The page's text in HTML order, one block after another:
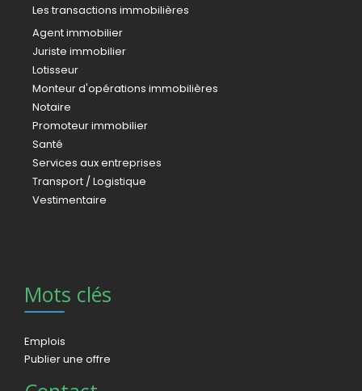
Les transactions immobilières
Agent immobilier
Juriste immobilier
Lotisseur
Monteur d'opérations immobilières
Notaire
Promoteur immobilier
Santé
Services aux entreprises
Transport / Logistique
Vestimentaire
Mots clés
Emplois
Publier une offre